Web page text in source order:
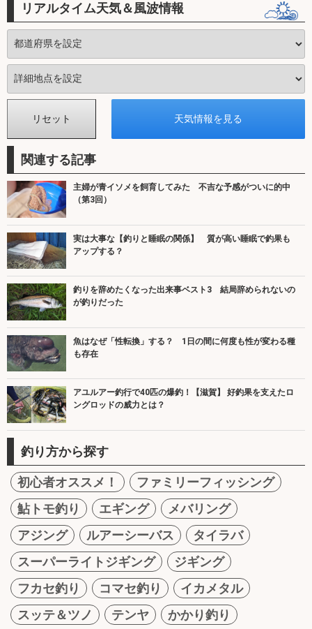
リアルタイム天気＆風波情報
関連する記事
主婦が青イソメを飼育してみた 不吉な予感がついに的中
（第3回）
実は大事な【釣りと睡眠の関係】 質が高い睡眠で釣果も
アップする？
釣りを辞めたくなった出来事ベスト3 結局辞められないの
が釣りだった
魚はなぜ「性転換」する？ 1日の間に何度も性が変わる種
も存在
アユルアー釣行で40匹の爆釣！【滋賀】 好釣果を支えたロ
ングロッドの威力とは？
釣り方から探す
初心者オススメ！
ファミリーフィッシング
鮎トモ釣り
エギング
メバリング
アジング
ルアーシーバス
タイラバ
スーパーライトジギング
ジギング
フカセ釣り
コマセ釣り
イカメタル
スッテ＆ツノ
テンヤ
かかり釣り